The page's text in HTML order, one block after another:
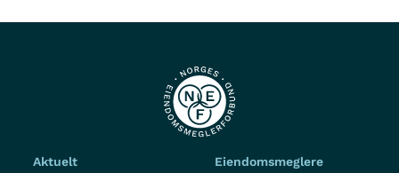
Aktuelt Eiendomsmeglere